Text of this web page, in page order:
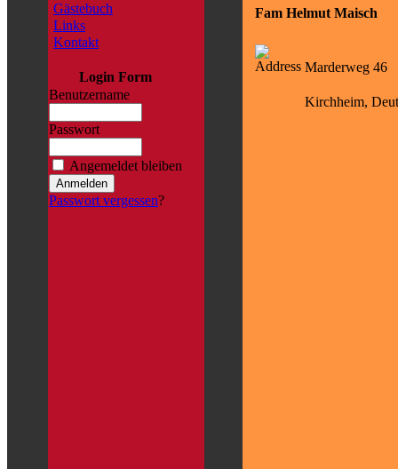
Gästebuch
Links
Kontakt
Login Form
Benutzername
Passwort
Angemeldet bleiben
Passwort vergessen?
Fam Helmut Maisch
Marderweg 46
Kirchheim,